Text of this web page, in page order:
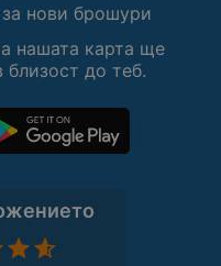
нови брошури
нашата карта ще
до теб.